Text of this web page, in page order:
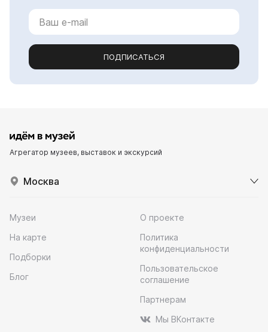
ПОДПИСАТЬСЯ
Агрегатор музеев, выставок и экскурсий
Москва
Музеи
На карте
Подборки
Блог
О проекте
Политика
конфиденциальности
Пользовательское
соглашение
Партнерам
Мы ВКонтакте